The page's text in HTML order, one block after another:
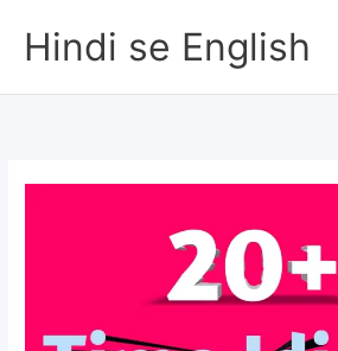
contentHindi se English